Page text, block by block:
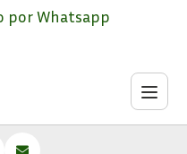
por Whatsapp